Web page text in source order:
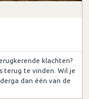
klachten?
terug te vinden. Wil je
dan één van de